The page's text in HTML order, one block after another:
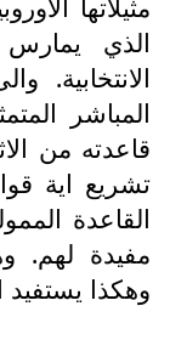
مثيلاتها
الذي
المباشر
قاعدته من
تشريع اية
القاعدة
مفيدة لهم.
وهكذا يستفيد